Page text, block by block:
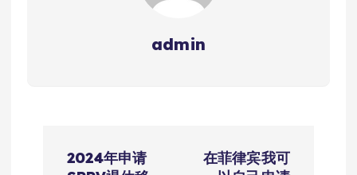
admin
2024年申请
在菲律宾我可